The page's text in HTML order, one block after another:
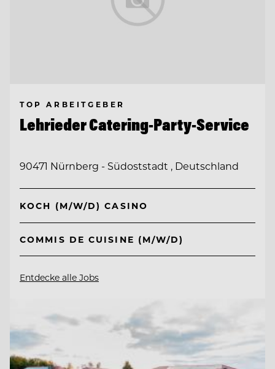
TOP ARBEITGEBER
Lehrieder Catering-Party-Service
90471 Nürnberg - Südoststadt , Deutschland
KOCH (M/W/D) CASINO
COMMIS DE CUISINE (M/W/D)
Entdecke alle Jobs